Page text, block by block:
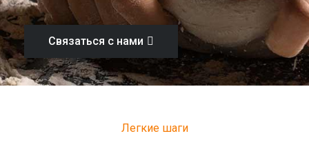
Связаться с нами
Легкие шаги